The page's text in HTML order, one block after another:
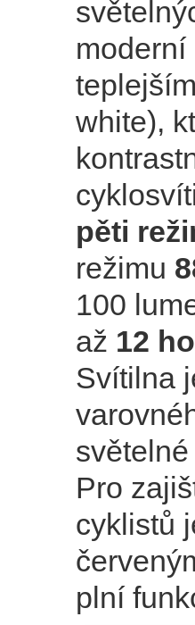
moderní
white),
pěti
režimu
100
až 12
Svítilna
Pro
cyklistů
plní